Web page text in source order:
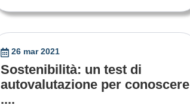
26 mar 2021
Sostenibilità: un test di
autovalutazione per conoscere
....